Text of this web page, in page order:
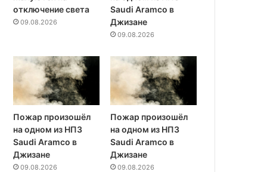
отключение света
09.08.2026
Saudi Aramco в
Джизане
09.08.2026
Пожар произошёл
на одном из НПЗ
Saudi Aramco в
Джизане
09.08.2026
Пожар произошёл
на одном из НПЗ
Saudi Aramco в
Джизане
09.08.2026